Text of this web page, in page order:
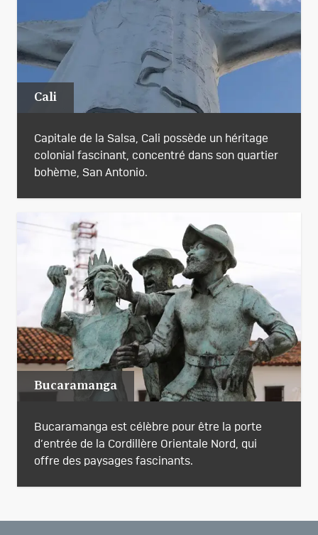
Cali
Capitale de la Salsa, Cali possède un héritage
colonial fascinant, concentré dans son quartier
bohème, San Antonio.
Bucaramanga
Bucaramanga est célèbre pour être la porte
d’entrée de la Cordillère Orientale Nord, qui
offre des paysages fascinants.